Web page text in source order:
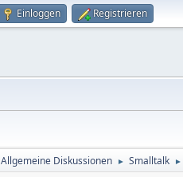
Einloggen Registrieren
Allgemeine Diskussionen ► Smalltalk ►